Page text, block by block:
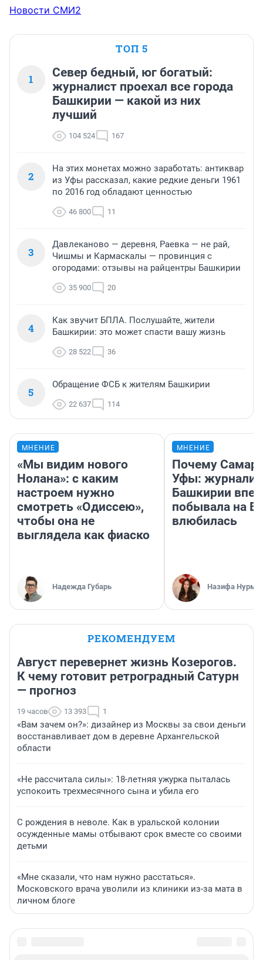
Новости СМИ2
ТОП 5
1
Север бедный, юг богатый:
журналист проехал все города
Башкирии — какой из них
лучший
104 524 167
2
На этих монетах можно заработать: антиквар
из Уфы рассказал, какие редкие деньги 1961
по 2016 год обладают ценностью
46 800 11
3
Давлеканово — деревня, Раевка — не рай,
Чишмы и Кармаскалы — провинция с
огородами: отзывы на райцентры Башкирии
35 900 20
4
Как звучит БПЛА. Послушайте, жители
Башкирии: это может спасти вашу жизнь
28 522 36
5
Обращение ФСБ к жителям Башкирии
22 637 114
МНЕНИЕ
«Мы видим нового
Нолана»: с каким
настроем нужно
смотреть «Одиссею»,
чтобы она не
выглядела как фиаско
Надежда Губарь
МНЕНИЕ
Почему
Уфы:
Башкирии
побывала на
влюбилась
Назифа
РЕКОМЕНДУЕМ
Август перевернет жизнь Козерогов.
К чему готовит ретроградный Сатурн
— прогноз
19 часов 13 393 1
«Вам зачем он?»: дизайнер из Москвы за свои деньги
восстанавливает дом в деревне Архангельской
области
«Не рассчитала силы»: 18-летняя ужурка пыталась
успокоить трехмесячного сына и убила его
С рождения в неволе. Как в уральской колонии
осужденные мамы отбывают срок вместе со своими
детьми
«Мне сказали, что нам нужно расстаться».
Московского врача уволили из клиники из-за мата в
личном блоге